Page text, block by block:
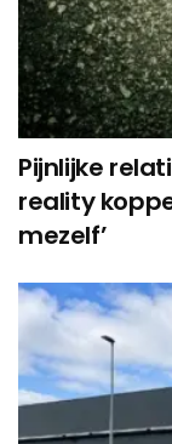
Pijnlijke
reality
mezelf’